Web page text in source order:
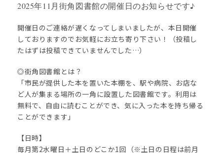
2025年11月街角図書館の開催日のお知らせです♪
開催日のご連絡が遅くなってしまいましたが、本日開催
しておりますのでお気軽にお立ち寄り下さい！（投稿し
たはずは投稿できていませんでした…）
◎街角図書館とは？
「市民が提供した本を置いた本棚を、駅や病院、お店な
ど人が集まる場所の一角に設置した図書館です。利用は
無料で、自由に読むことができ、気に入った本を持ち帰る
ことができます」
【日時】
毎月第2水曜日＋土日のどこか1回（※土日の日程は前月